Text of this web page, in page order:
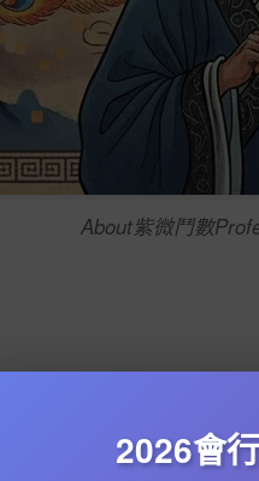
About紫微鬥數
！紫微斗數係中國
等12個宮位，仲有大限、小限
2026會